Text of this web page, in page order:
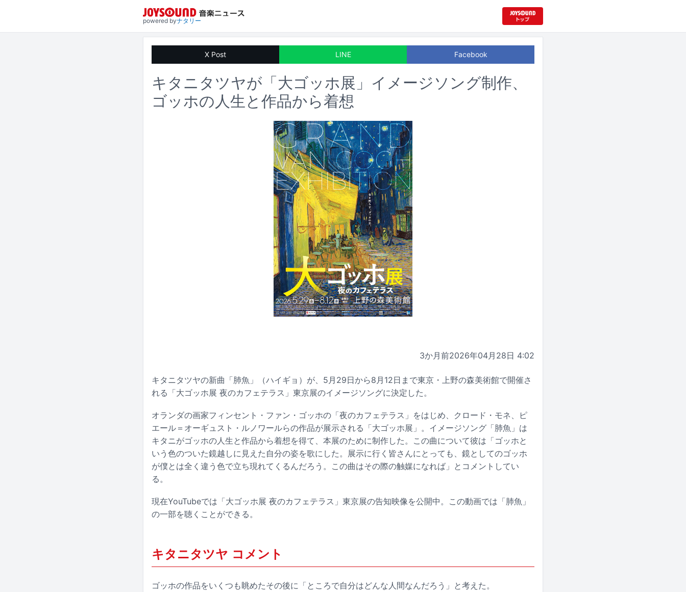
powered byナタリー
X Post LINE Facebook
キタニタツヤが「大ゴッホ展」イメージソング制作、
ゴッホの人生と作品から着想
3か月前2026年04月28日 4:02
キタニタツヤの新曲「肺魚」（ハイギョ）が、5月29日から8月12日まで東京・上野の森美術館で開催さ
れる「大ゴッホ展 夜のカフェテラス」東京展のイメージソングに決定した。
オランダの画家フィンセント・ファン・ゴッホの「夜のカフェテラス」をはじめ、クロード・モネ、ピ
エール＝オーギュスト・ルノワールらの作品が展示される「大ゴッホ展」。イメージソング「肺魚」は
キタニがゴッホの人生と作品から着想を得て、本展のために制作した。この曲について彼は「ゴッホと
いう色のついた鏡越しに見えた自分の姿を歌にした。展示に行く皆さんにとっても、鏡としてのゴッホ
が僕とは全く違う色で立ち現れてくるんだろう。この曲はその際の触媒になれば」とコメントしてい
る。
現在YouTubeでは「大ゴッホ展 夜のカフェテラス」東京展の告知映像を公開中。この動画では「肺魚」
の一部を聴くことができる。
キタニタツヤ コメント
ゴッホの作品をいくつも眺めたその後に「ところで自分はどんな人間なんだろう」と考えた。